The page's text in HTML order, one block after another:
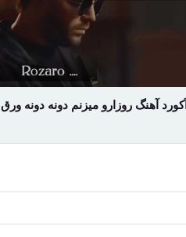
آکورد آهنگ روزارو میزنم دونه دونه ورق